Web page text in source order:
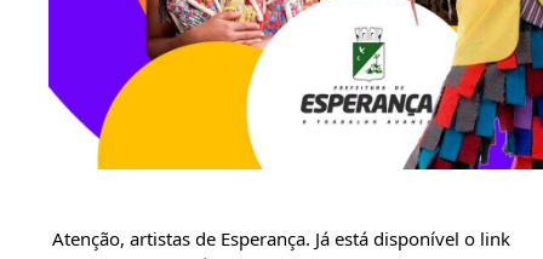
Atenção, artistas de Esperança. Já está disponível o link